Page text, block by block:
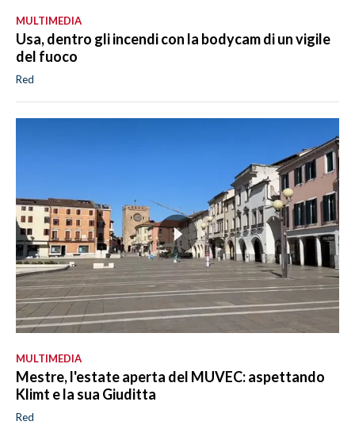
MULTIMEDIA
Usa, dentro gli incendi con la bodycam di un vigile
del fuoco
Red
MULTIMEDIA
Mestre, l'estate aperta del MUVEC: aspettando
Klimt e la sua Giuditta
Red